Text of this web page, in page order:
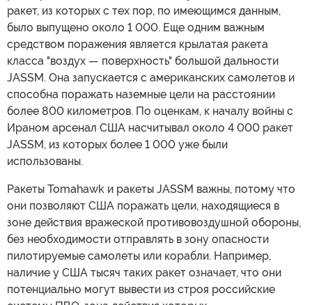
ракет, из которых с тех пор, по имеющимся данным,
было выпущено около 1 000. Еще одним важным
средством поражения является крылатая ракета
класса "воздух — поверхность" большой дальности
JASSM. Она запускается с американских самолетов и
способна поражать наземные цели на расстоянии
более 800 километров. По оценкам, к началу войны с
Ираном арсенал США насчитывал около 4 000 ракет
JASSM, из которых более 1 000 уже были
использованы.
Ракеты Tomahawk и ракеты JASSM важны, потому что
они позволяют США поражать цели, находящиеся в
зоне действия вражеской противовоздушной обороны,
без необходимости отправлять в зону опасности
пилотируемые самолеты или корабли. Например,
наличие у США тысяч таких ракет означает, что они
потенциально могут вывести из строя российские